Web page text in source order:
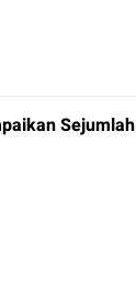
Sejumlah